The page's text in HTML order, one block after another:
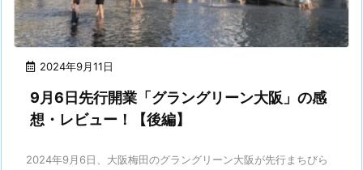
2024年9月11日
9月6日先行開業「グラングリーン大阪」の感
想・レビュー！【後編】
2024年9月6日、大阪梅田のグラングリーン大阪が先行まちびら